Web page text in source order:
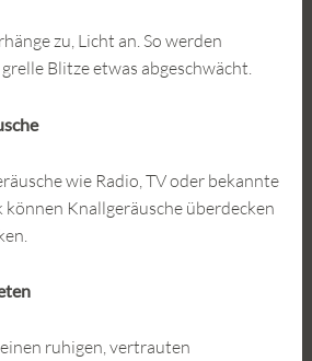
zu, Licht an. So werden
Blitze etwas abgeschwächt.
wie Radio, TV oder bekannte
Knallgeräusche überdecken
ruhigen, vertrauten